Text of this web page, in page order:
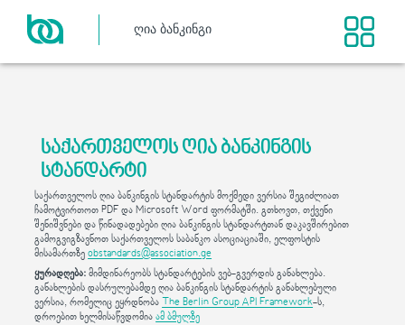
საქართველოს ღია ბანკინგის
სტანდარტი
საქართველოს ღია ბანკინგის სტანდარტის მოქმედი ვერსია შეგიძლიათ
ჩამოტვირთოთ PDF და Microsoft Word ფორმატში. გთხოვთ, თქვენი
შენიშვნები და წინადადებები ღია ბანკინგის სტანდარტთან დაკავშირებით
გამოგვიგზავნოთ საქართველოს საბანკო ასოციაციაში, ელფოსტის
მისამართზე obstandards@association.ge
ყურადღება: მიმდინარეობს სტანდარტების ვებ-გვერდის განახლება.
განახლების დასრულებამდე ღია ბანკინგის სტანდარტის განახლებული
ვერსია, რომელიც ეყრდნობა The Berlin Group API Framework-ს,
დროებით ხელმისაწვდომია ამ ბმულზე